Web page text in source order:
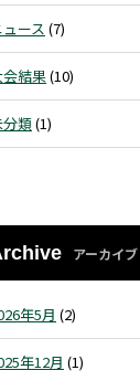
ュース (7)
結果(10)
類(1)
アーカイブ
年5月 (2)
年12月 (1)